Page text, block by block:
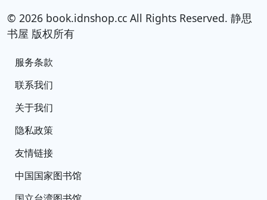
© 2026 book.idnshop.cc All Rights Reserved. 静思
书屋 版权所有
服务条款
联系我们
关于我们
隐私政策
友情链接
中国国家图书馆